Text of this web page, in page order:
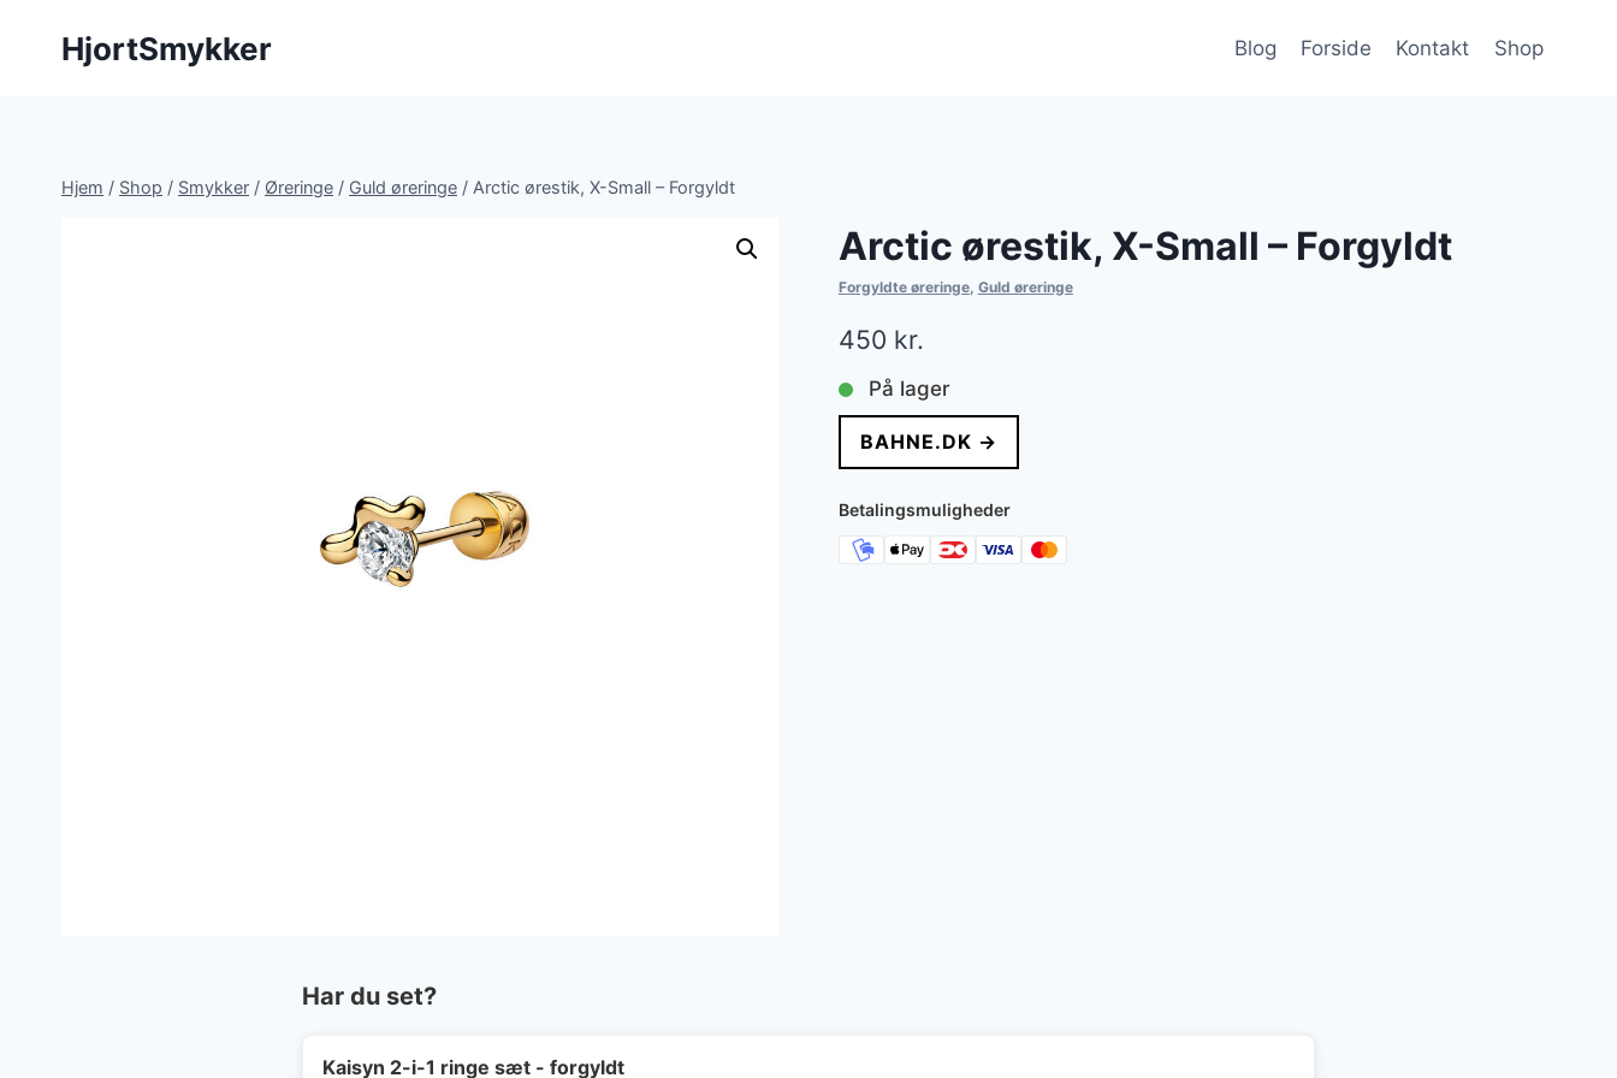
HjortSmykker Blog Forside Kontakt Shop
Hjem / Shop / Smykker / Øreringe / Guld øreringe / Arctic ørestik, X-Small – Forgyldt
Arctic ørestik, X-Small – Forgyldt
Forgyldte øreringe, Guld øreringe
450 kr.
På lager
BAHNE.DK →
Betalingsmuligheder
Har du set?
Kaisyn 2-i-1 ringe sæt - forgyldt